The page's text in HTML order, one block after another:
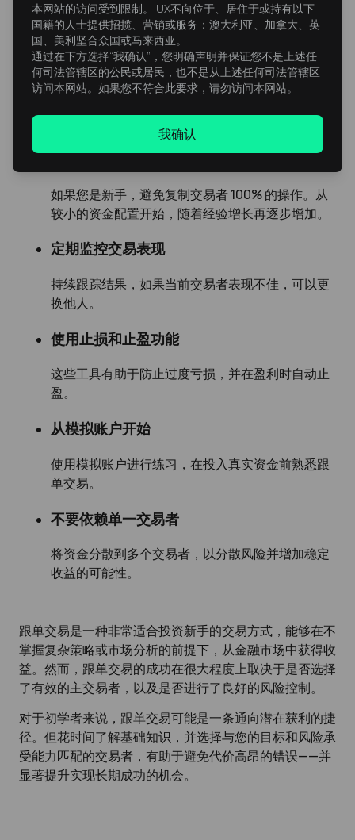
并非高收益就代表最佳选择——长期来看，稳定性
和良好的风险管理更为重要。
明智设定复制参数
根据预算调整风险
如果您是新手，避免复制交易者 100% 的操作。从
较小的资金配置开始，随着经验增长再逐步增加。
定期监控交易表现
持续跟踪结果，如果当前交易者表现不佳，可以更
换他人。
使用止损和止盈功能
这些工具有助于防止过度亏损，并在盈利时自动止
盈。
从模拟账户开始
使用模拟账户进行练习，在投入真实资金前熟悉跟
单交易。
不要依赖单一交易者
将资金分散到多个交易者，以分散风险并增加稳定
收益的可能性。
跟单交易是一种非常适合投资新手的交易方式，能够在不
掌握复杂策略或市场分析的前提下，从金融市场中获得收
益。然而，跟单交易的成功在很大程度上取决于是否选择
了有效的主交易者，以及是否进行了良好的风险控制。
对于初学者来说，跟单交易可能是一条通向潜在获利的捷
径。但花时间了解基础知识，并选择与您的目标和风险承
受能力匹配的交易者，有助于避免代价高昂的错误——并
显著提升实现长期成功的机会。
本网站的访问受到限制。IUX不向位于、居住于或持有以下
国籍的人士提供招揽、营销或服务：澳大利亚、加拿大、英
国、美利坚合众国或马来西亚。
通过在下方选择“我确认”，您明确声明并保证您不是上述任
何司法管辖区的公民或居民，也不是从上述任何司法管辖区
访问本网站。如果您不符合此要求，请勿访问本网站。
我确认